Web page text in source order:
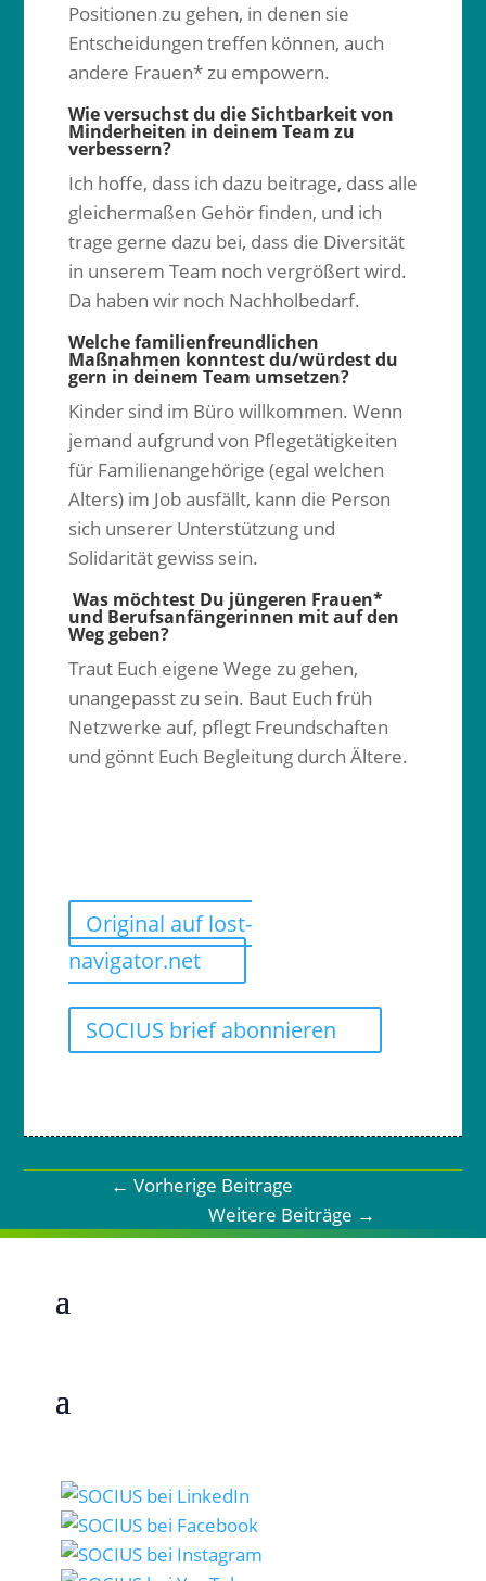
Positionen zu gehen, in denen sie
Entscheidungen treffen können, auch
andere Frauen* zu empowern.
Wie versuchst du die Sichtbarkeit von
Minderheiten in deinem Team zu
verbessern?
Ich hoffe, dass ich dazu beitrage, dass alle
gleichermaßen Gehör finden, und ich
trage gerne dazu bei, dass die Diversität
in unserem Team noch vergrößert wird.
Da haben wir noch Nachholbedarf.
Welche familienfreundlichen
Maßnahmen konntest du/würdest du
gern in deinem Team umsetzen?
Kinder sind im Büro willkommen. Wenn
jemand aufgrund von Pflegetätigkeiten
für Familienangehörige (egal welchen
Alters) im Job ausfällt, kann die Person
sich unserer Unterstützung und
Solidarität gewiss sein.
Was möchtest Du jüngeren Frauen*
und Berufsanfängerinnen mit auf den
Weg geben?
Traut Euch eigene Wege zu gehen,
unangepasst zu sein. Baut Euch früh
Netzwerke auf, pflegt Freundschaften
und gönnt Euch Begleitung durch Ältere.
Original auf lost-
navigator.net
SOCIUS brief abonnieren
←Vorherige Beitrage
Weitere Beiträge →